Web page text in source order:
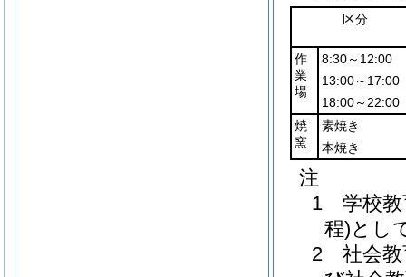
区分
作
業
場
8:30～12:00
13:00～17:00
18:00～22:00
焼
窯
素焼き
本焼き
注
1 学校教
程)とし
2 社会教